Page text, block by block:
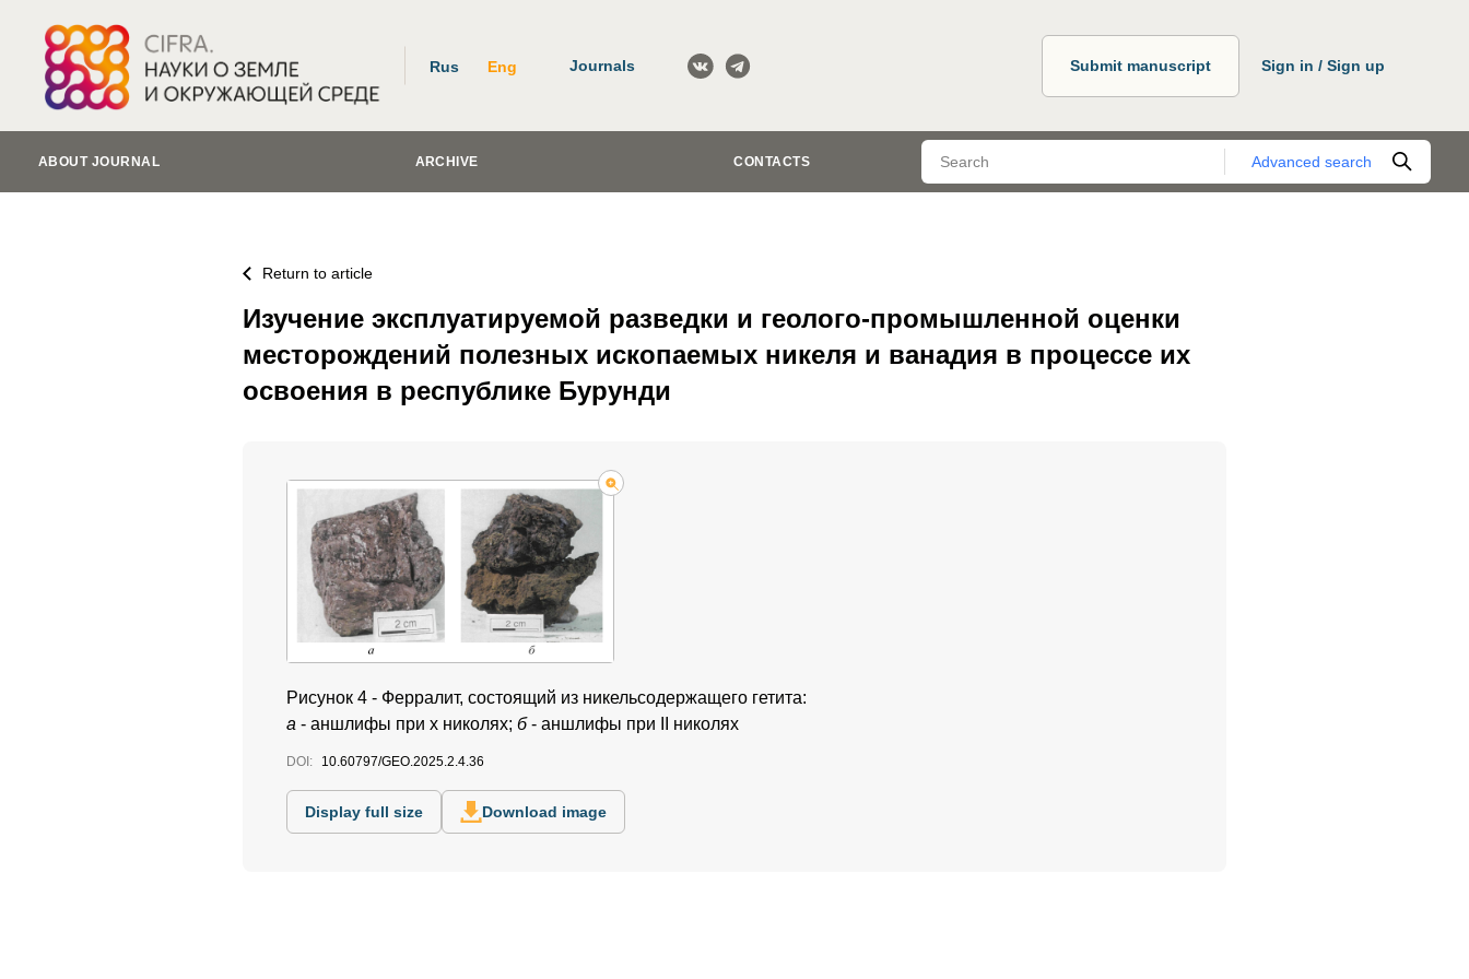
Rus Eng Journals Submit manuscript Sign in / Sign up
ABOUT JOURNAL ARCHIVE CONTACTS Advanced search
Return to article
Изучение эксплуатируемой разведки и геолого-промышленной оценки
месторождений полезных ископаемых никеля и ванадия в процессе их
освоения в республике Бурунди
Рисунок 4 - Ферралит, состоящий из никельсодержащего гетита:
а - аншлифы при х николях; б- аншлифы при II николях
DOI: 10.60797/GEO.2025.2.4.36
Display full size Download image